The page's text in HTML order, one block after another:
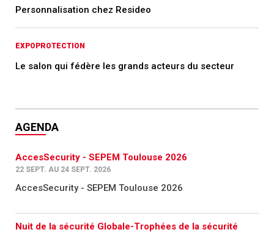
Personnalisation chez Resideo
EXPOPROTECTION
Le salon qui fédère les grands acteurs du secteur
AGENDA
AccesSecurity - SEPEM Toulouse 2026
22 SEPT. AU 24 SEPT. 2026
AccesSecurity - SEPEM Toulouse 2026
Nuit de la sécurité Globale-Trophées de la sécurité